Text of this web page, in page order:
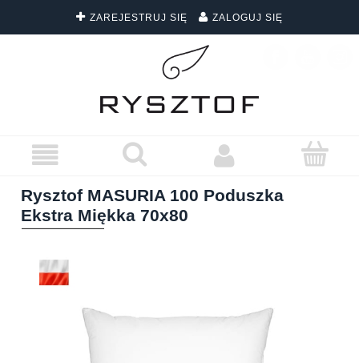
ZAREJESTRUJ SIĘ ZALOGUJ SIĘ
DARMOWA DOSTAWA WSZYSTKICH ZAMÓWIEŃ
Rysztof MASURIA 100 Poduszka
Ekstra Miękka 70x80